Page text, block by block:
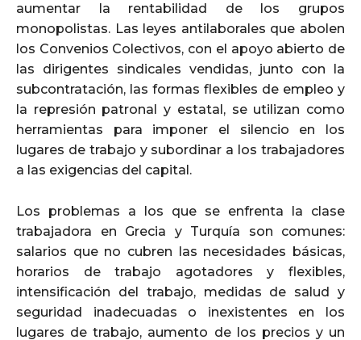
aumentar la rentabilidad de los grupos
monopolistas. Las leyes antilaborales que abolen
los Convenios Colectivos, con el apoyo abierto de
las dirigentes sindicales vendidas, junto con la
subcontratación, las formas flexibles de empleo y
la represión patronal y estatal, se utilizan como
herramientas para imponer el silencio en los
lugares de trabajo y subordinar a los trabajadores
a las exigencias del capital.
Los problemas a los que se enfrenta la clase
trabajadora en Grecia y Turquía son comunes:
salarios que no cubren las necesidades básicas,
horarios de trabajo agotadores y flexibles,
intensificación del trabajo, medidas de salud y
seguridad inadecuadas o inexistentes en los
lugares de trabajo, aumento de los precios y un